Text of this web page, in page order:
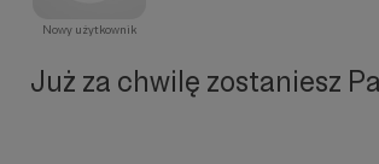
Nowy użytkownik
Już za chwilę zostaniesz